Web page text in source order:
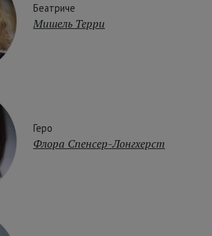
Беатриче
Мишель Терри
Геро
Флора Спенсер-Лонгхерст